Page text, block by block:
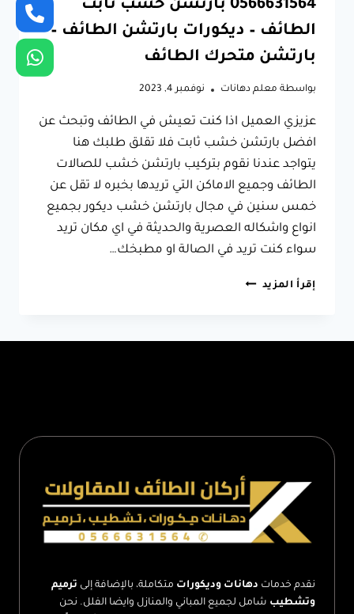
0566631564 بارتشن خشب ثابت
الطائف – ديكورات بارتشن الطائف –
بارتشن متحرك الطائف
بواسطة معلم دهانات نوفمبر 4, 2023
عزيزي العميل اذا كنت تعيش في الطائف وتبحث عن
افضل بارتشن خشب ثابت فلا تقلق طلبك هنا
يتواجد عندنا نقوم بتركيب بارتشن خشب للصالات
الطائف وجميع الاماكن التي تريدها بخبره لا تقل عن
خمس سنين في مجال بارتشن خشب ديكور بجميع
انواع واشكاله العصرية والحديثة في اي مكان تريد
سواء كنت تريد في الصالة او مطبخك…
إقرأ المزيد بارتشن
بارتشن
الطائف
–
بارتشن
نقدم خدمات دهانات وديكورات متكاملة، بالإضافة إلى ترميم
وتشطيب شامل لجميع المباني والمنازل وايضا الفلل. نحن